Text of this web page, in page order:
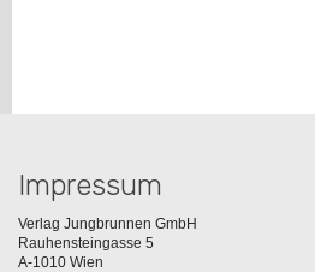
Impressum
Verlag Jungbrunnen GmbH
Rauhensteingasse 5
A-1010 Wien